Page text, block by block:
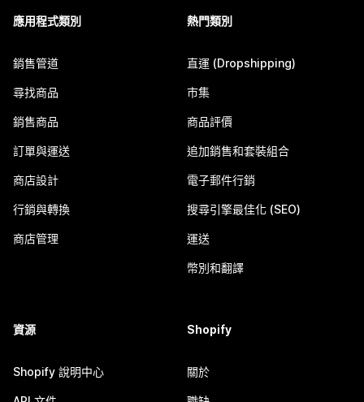
應用程式類別
銷售管道
尋找商品
銷售商品
訂單與運送
商店設計
行銷與轉換
商店管理
熱門類別
直運 (Dropshipping)
市集
商品評價
追加銷售和套裝組合
電子郵件行銷
搜尋引擎最佳化 (SEO)
運送
幣別和翻譯
資源
Shopify 說明中心
Shopify
關於